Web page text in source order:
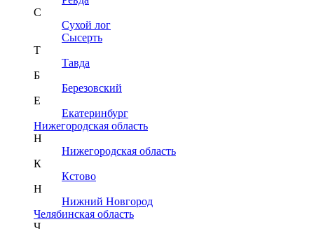
С
Сухой лог
Сысерть
Т
Тавда
Б
Березовский
Е
Екатеринбург
Нижегородская область
Н
Нижегородская область
К
Кстово
Н
Нижний Новгород
Челябинская область